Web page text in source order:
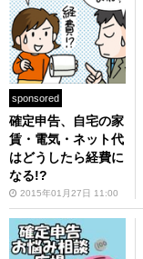
sponsored
確定申告、自宅の家
賃・電気・ネット代
はどうしたら経費に
なる!?
2015年01月27日 11:00